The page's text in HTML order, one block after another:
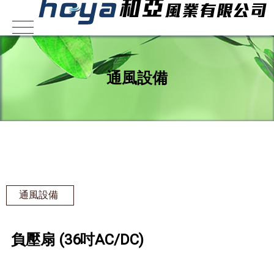
通風設備
通風設備
負壓扇 (36吋AC/DC)